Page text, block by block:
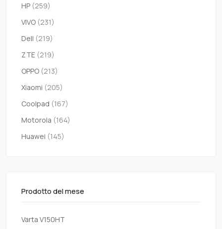
HP (259)
VIVO (231)
Dell (219)
ZTE (219)
OPPO (213)
Xiaomi (205)
Coolpad (167)
Motorola (164)
Huawei (145)
Prodotto del mese
Varta V150HT